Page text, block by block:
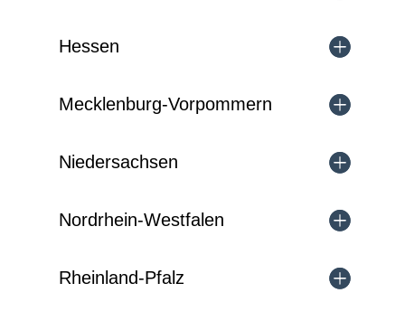
Hessen
Mecklenburg-Vorpommern
Niedersachsen
Nordrhein-Westfalen
Rheinland-Pfalz